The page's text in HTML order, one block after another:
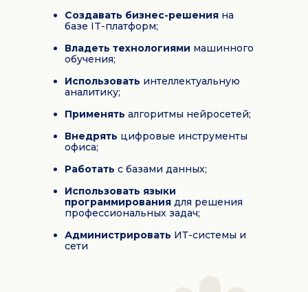
Создавать бизнес-решения на
базе IT-платформ;
Владеть технологиями машинного
обучения;
Использовать интеллектуальную
аналитику;
Применять алгоритмы нейросетей;
Внедрять цифровые инструменты
офиса;
Работать с базами данных;
Использовать языки
программирования для решения
профессиональных задач;
Администрировать ИТ-системы и
сети